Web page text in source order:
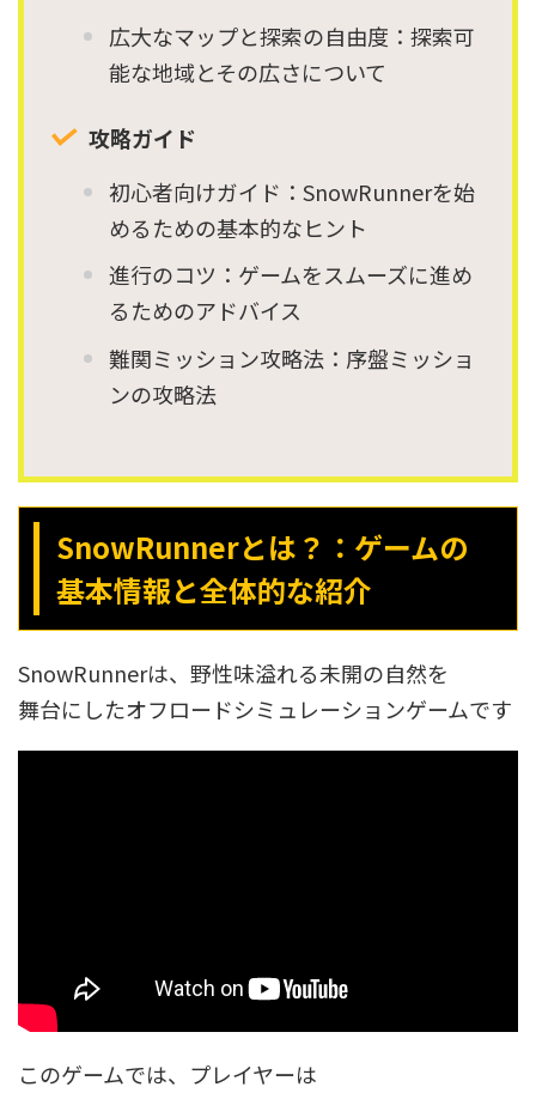
広大なマップと探索の自由度：探索可
能な地域とその広さについて
攻略ガイド
初心者向けガイド：SnowRunnerを始
めるための基本的なヒント
進行のコツ：ゲームをスムーズに進め
るためのアドバイス
難関ミッション攻略法：序盤ミッショ
ンの攻略法
SnowRunnerとは？：ゲームの
基本情報と全体的な紹介
SnowRunnerは、野性味溢れる未開の自然を
舞台にしたオフロードシミュレーションゲームです
このゲームでは、プレイヤーは